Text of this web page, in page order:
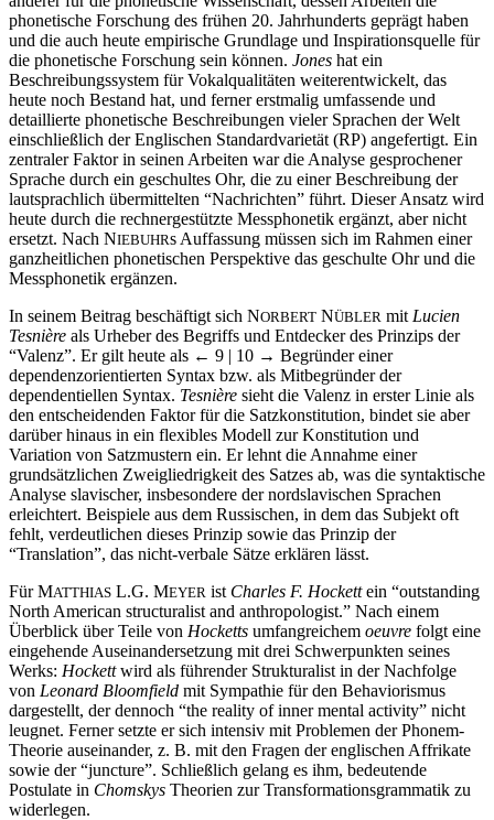
phonetische Forschung des frühen 20. Jahrhunderts geprägt haben
und die auch heute empirische Grundlage und Inspirationsquelle für
die phonetische Forschung sein können. Jones hat ein
Beschreibungssystem für Vokalqualitäten weiterentwickelt, das
heute noch Bestand hat, und ferner erstmalig umfassende und
detaillierte phonetische Beschreibungen vieler Sprachen der Welt
einschließlich der Englischen Standardvarietät (RP) angefertigt. Ein
zentraler Faktor in seinen Arbeiten war die Analyse gesprochener
Sprache durch ein geschultes Ohr, die zu einer Beschreibung der
lautsprachlich übermittelten “Nachrichten” führt. Dieser Ansatz wird
heute durch die rechnergestützte Messphonetik ergänzt, aber nicht
ersetzt. Nach NIEBUHRs Auffassung müssen sich im Rahmen einer
ganzheitlichen phonetischen Perspektive das geschulte Ohr und die
Messphonetik ergänzen.
In seinem Beitrag beschäftigt sich NORBERT NÜBLER mit Lucien
Tesnière als Urheber des Begriffs und Entdecker des Prinzips der
“Valenz”. Er gilt heute als ← 9 | 10 → Begründer einer
dependenzorientierten Syntax bzw. als Mitbegründer der
dependentiellen Syntax. Tesnière sieht die Valenz in erster Linie als
den entscheidenden Faktor für die Satzkonstitution, bindet sie aber
darüber hinaus in ein flexibles Modell zur Konstitution und
Variation von Satzmustern ein. Er lehnt die Annahme einer
grundsätzlichen Zweigliedrigkeit des Satzes ab, was die syntaktische
Analyse slavischer, insbesondere der nordslavischen Sprachen
erleichtert. Beispiele aus dem Russischen, in dem das Subjekt oft
fehlt, verdeutlichen dieses Prinzip sowie das Prinzip der
“Translation”, das nicht-verbale Sätze erklären lässt.
Für MATTHIAS L.G. MEYER ist Charles F. Hockettein “outstanding
North American structuralist and anthropologist.” Nach einem
Überblick über Teile von Hocketts umfangreichem oeuvre folgt eine
eingehende Auseinandersetzung mit drei Schwerpunkten seines
Werks: Hockettwird als führender Strukturalist in der Nachfolge
von Leonard Bloomfield mit Sympathie für den Behaviorismus
dargestellt, der dennoch “the reality of inner mental activity” nicht
leugnet. Ferner setzte er sich intensiv mit Problemen der Phonem-
Theorie auseinander, z. B. mit den Fragen der englischen Affrikate
sowie der “juncture”. Schließlich gelang es ihm, bedeutende
Postulate in Chomskys Theorien zur Transformationsgrammatik zu
widerlegen.